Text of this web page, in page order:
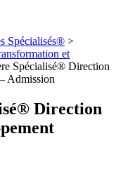
Spécialisés® >
et
Spécialisé® Direction
Admission
Direction